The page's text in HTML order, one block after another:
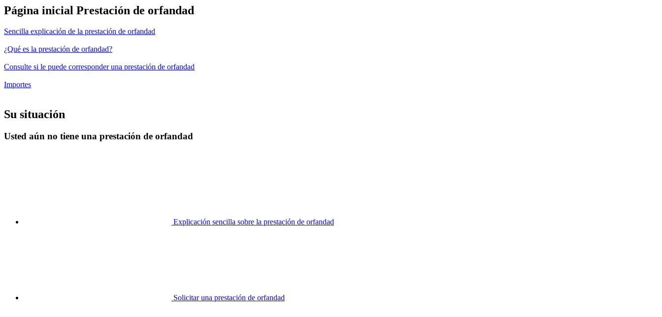
Página inicial Prestación de orfandad
Sencilla explicación de la prestación de orfandad
¿Qué es la prestación de orfandad?
Consulte si le puede corresponder una prestación de orfandad
Importes
Su situación
Usted aún no tiene una prestación de orfandad
Explicación sencilla sobre la prestación de orfandad
Solicitar una prestación de orfandad